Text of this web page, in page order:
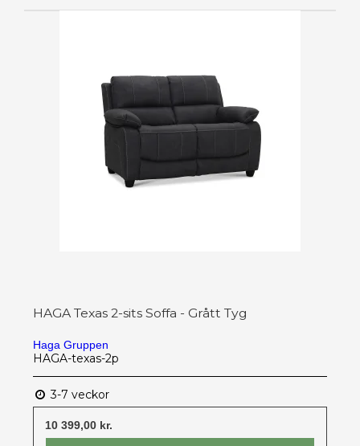
HAGA Texas 2-sits Soffa - Grått Tyg
Haga Gruppen
HAGA-texas-2p
3-7 veckor
10 399,00 kr.